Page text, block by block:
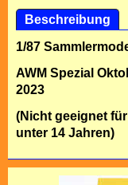
Beschreibung
1/87
AWM Spezial
2023
(Nicht geeignet
unter 14 Jahren)